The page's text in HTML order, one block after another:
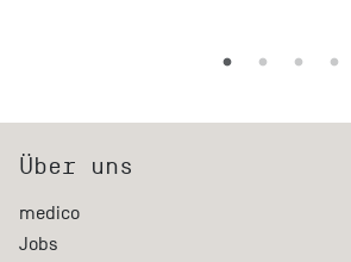
Über uns
medico
Jobs